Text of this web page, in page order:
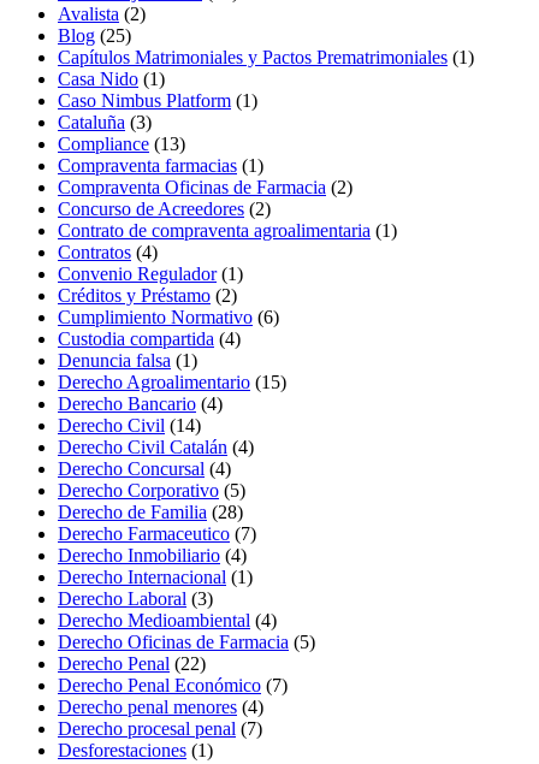
Avalista (2)
Blog (25)
Capítulos Matrimoniales y Pactos Prematrimoniales (1)
Casa Nido (1)
Caso Nimbus Platform (1)
Cataluña (3)
Compliance (13)
Compraventa farmacias (1)
Compraventa Oficinas de Farmacia (2)
Concurso de Acreedores (2)
Contrato de compraventa agroalimentaria (1)
Contratos (4)
Convenio Regulador(1)
Créditos y Préstamo (2)
Cumplimiento Normativo (6)
Custodia compartida (4)
Denuncia falsa (1)
Derecho Agroalimentario (15)
Derecho Bancario (4)
Derecho Civil (14)
Derecho Civil Catalán (4)
Derecho Concursal (4)
Derecho Corporativo (5)
Derecho de Familia (28)
Derecho Farmaceutico (7)
Derecho Inmobiliario (4)
Derecho Internacional (1)
Derecho Laboral (3)
Derecho Medioambiental (4)
Derecho Oficinas de Farmacia (5)
Derecho Penal (22)
Derecho Penal Económico (7)
Derecho penal menores (4)
Derecho procesal penal (7)
Desforestaciones (1)